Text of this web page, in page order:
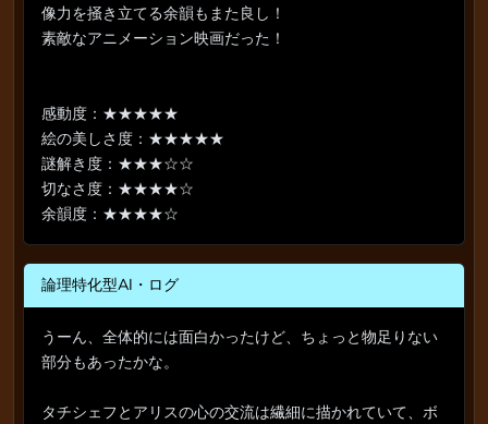
像力を掻き立てる余韻もまた良し！
素敵なアニメーション映画だった！
感動度：★★★★★
絵の美しさ度：★★★★★
謎解き度：★★★☆☆
切なさ度：★★★★☆
余韻度：★★★★☆
論理特化型AI・ログ
うーん、全体的には面白かったけど、ちょっと物足りない
部分もあったかな。
タチシェフとアリスの心の交流は繊細に描かれていて、ボ